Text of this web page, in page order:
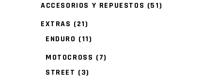
ACCESORIOS Y REPUESTOS (51)
EXTRAS (21)
ENDURO (11)
MOTOCROSS (7)
STREET (3)